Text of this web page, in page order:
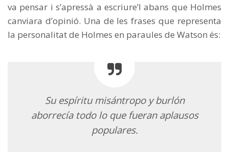
va pensar i s’apressà a escriure’l abans que Holmes
canviara d’opinió. Una de les frases que representa
la personalitat de Holmes en paraules de Watson és:
Su espíritu misántropo y burlón
aborrecía todo lo que fueran aplausos
populares.